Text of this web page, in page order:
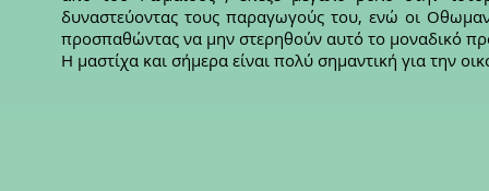
δυναστεύοντας τους παραγωγούς του, ενώ οι
προσπαθώντας να μην στερηθούν αυτό το μοναδικό
Η μαστίχα και σήμερα είναι πολύ σημαντική για την